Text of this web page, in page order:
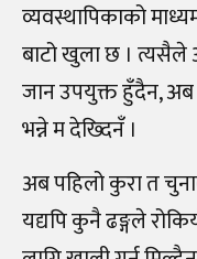
व्यवस्थापिकाको
बाटो खुला छ । त्यसैले
जान उपयुक्त हुँदैन,
भन्ने म देख्दिनँ ।
अब पहिलो कुरा त
यद्यपि कुनै ढङ्गले